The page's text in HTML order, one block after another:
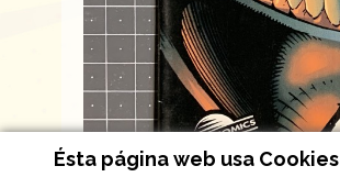
Ésta página web usa Cookies